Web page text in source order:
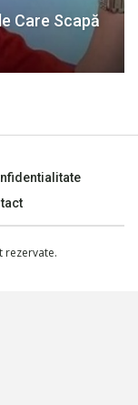
Care Scapă
rezervate.